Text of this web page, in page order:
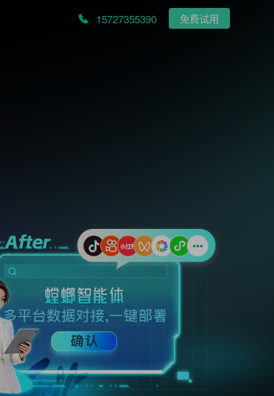
15727355390 免费试用